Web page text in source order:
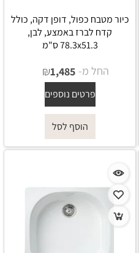
כיור מטבח כפול, דופן דקה, כולל
קדח לברז באמצע, לבן,
78.3x51.3 ס"מ
החל מ- ₪1,485
פרטים נוספים
הוסף לסל